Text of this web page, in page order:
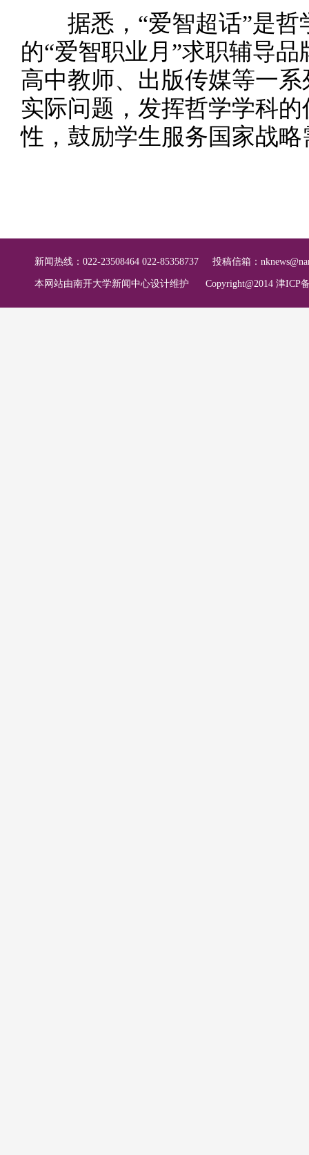
据悉，“爱智超话”是哲
的“爱智职业月”求职辅导
高中教师、出版传媒等一
实际问题，发挥哲学学科
性，鼓励学生服务国家战
新闻热线：022-23508464 022-85358737 投稿信箱：
本网站由南开大学新闻中心设计维护 Copyright@2014 津ICP